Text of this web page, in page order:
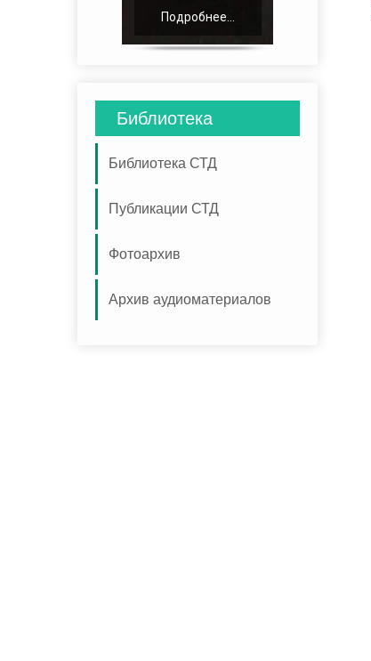
Подробнее...
Библиотека
Библиотека СТД
Публикации СТД
Фотоархив
Архив аудиоматериалов